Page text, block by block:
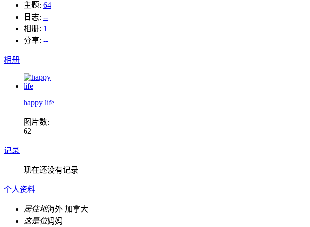
主题: 64
日志: --
相册: 1
分享: --
相册
happy life
图片数:
62
记录
现在还没有记录
个人资料
居住地海外 加拿大
这是位妈妈